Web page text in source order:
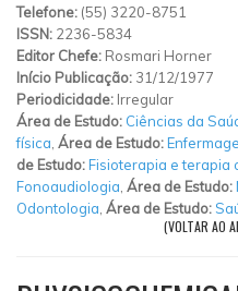
Telefone: (55) 3220-8751
ISSN: 2236-5834
Editor Chefe: Rosmari Horner
Início Publicação: 31/12/1977
Periodicidade: Irregular
Área de Estudo: Ciências da
física Área de Estudo:
de Estudo:Fisioterapia e terapia
Fonoaudiologia Área de Estudo:
Odontologia Área de Estudo:
(VOLTAR AO